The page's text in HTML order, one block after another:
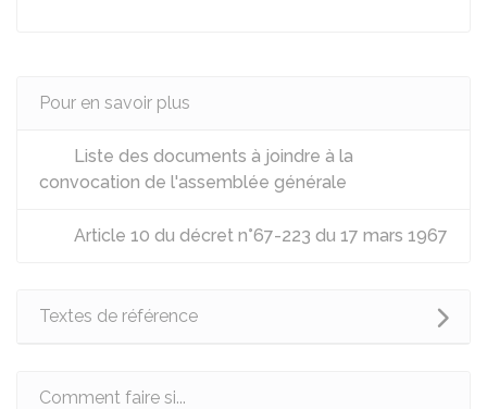
Pour en savoir plus
Liste des documents à joindre à la
convocation de l'assemblée générale
Article 10 du décret n°67-223 du 17 mars 1967
Textes de référence
Comment faire si...